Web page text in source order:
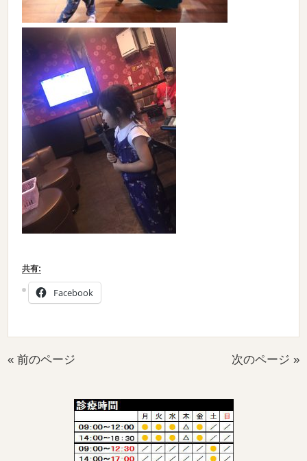
共有:
Facebook
« 前のページ 次のページ »